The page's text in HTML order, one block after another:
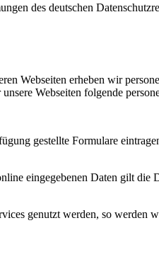
des deutschen
Webseiten erheben wir
Webseiten folgende
gestellte Formulare
eingegebenen Daten gilt die
genutzt werden, so